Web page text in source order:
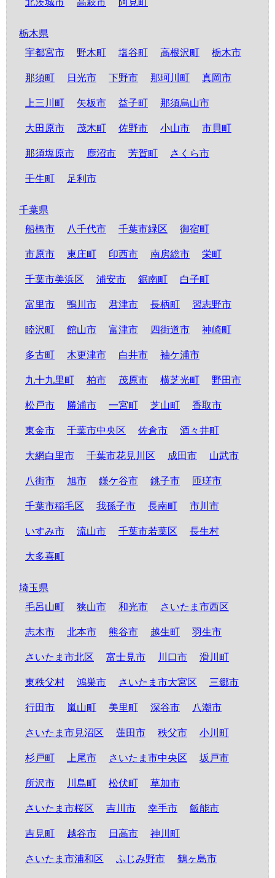
北茨城市 高萩市 阿見町
栃木県
宇都宮市
野木町 塩谷町 高根沢町 栃木市
那須町 日光市 下野市 那珂川町 真岡市
上三川町 矢板市 益子町 那須烏山市
大田原市 茂木町 佐野市 小山市 市貝町
那須塩原市 鹿沼市 芳賀町 さくら市
壬生町 足利市
千葉県
船橋市
八千代市 千葉市緑区 御宿町
市原市 東庄町 印西市 南房総市 栄町
千葉市美浜区 浦安市 鋸南町 白子町
富里市 鴨川市 君津市 長柄町 習志野市
睦沢町 館山市 富津市 四街道市 神崎町
多古町 木更津市 白井市 袖ケ浦市
九十九里町 柏市 茂原市 横芝光町 野田市
松戸市 勝浦市 一宮町 芝山町 香取市
東金市 千葉市中央区 佐倉市 酒々井町
大網白里市 千葉市花見川区 成田市 山武市
八街市 旭市 鎌ケ谷市 銚子市 匝瑳市
千葉市稲毛区 我孫子市 長南町 市川市
いすみ市 流山市 千葉市若葉区 長生村
大多喜町
埼玉県
毛呂山町
狭山市 和光市 さいたま市西区
志木市 北本市 熊谷市 越生町 羽生市
さいたま市北区 富士見市 川口市 滑川町
東秩父村 鴻巣市 さいたま市大宮区 三郷市
行田市 嵐山町 美里町 深谷市 八潮市
さいたま市見沼区 蓮田市 秩父市 小川町
杉戸町 上尾市 さいたま市中央区 坂戸市
所沢市 川島町 松伏町 草加市
さいたま市桜区 吉川市 幸手市 飯能市
吉見町 越谷市 日高市 神川町
さいたま市浦和区 ふじみ野市 鶴ヶ島市